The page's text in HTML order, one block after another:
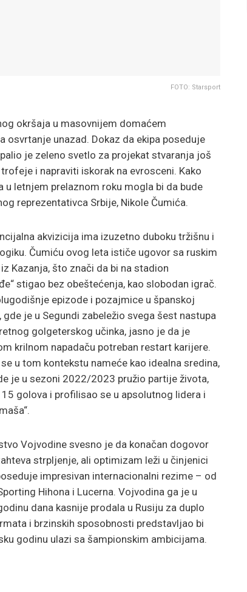
FOTO: Starsport
okršaja u masovnijem domaćem
osvrtanje unazad. Dokaz da ekipa poseduje
je zeleno svetlo za projekat stvaranja još
i napraviti iskorak na evrosceni. Kako
u letnjem prelaznom roku mogla bi da bude
reprezentativca Srbije, Nikole Čumića.
akvizicija ima izuzetno duboku tržišnu i
Čumiću ovog leta ističe ugovor sa ruskim
Kazanja, što znači da bi na stadion
stigao bez obeštećenja, kao slobodan igrač.
epizode i pozajmice u španskoj
gde je u Segundi zabeležio svega šest nastupa
golgeterskog učinka, jasno je da je
krilnom napadaču potreban restart karijere.
se u tom kontekstu nameće kao idealna sredina,
je u sezoni 2022/2023 pružio partije života,
golova i profilisao se u apsolutnog lidera i
Vojvodine svesno je da konačan dogovor
strpljenje, ali optimizam leži u činjenici
impresivan internacionalni rezime – od
Hihona i Lucerna. Vojvodina ga je u
dana kasnije prodala u Rusiju za duplo
i brzinskih sposobnosti predstavljao bi
godinu ulazi sa šampionskim ambicijama.